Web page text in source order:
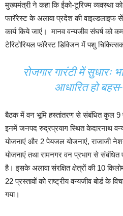
मुख्यमंत्री ने कहा कि ईको-टूरिज्म व्यवस्था
फारॅरेस्ट के अलावा प्रदेश की वाइल्डलाइफ
कार्य किये जाएं। मानव वन्यजीव संघर्ष को
टेरिटोरियल फॉरेस्ट डिविजन में पशु
रोजगार गारंटी में
आधारित हो
बैठक में वन भूमि हस्तांतरण से संबंधित कुल 9
इनमें जनपद रुद्रप्रयाग स्थित केदारनाथ
योजनाएं और 2 पेयजल योजनाएं, राजाजी
योजनाएं तथा रामनगर वन प्रभाग से
है। इसके अलावा संरक्षित क्षेत्रों की 10
22 प्रस्तावों को राष्ट्रीय वन्यजीव बोर्ड के
गया।